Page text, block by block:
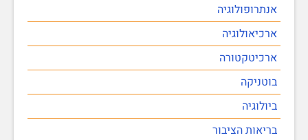
אנתרופולוגיה
ארכיאולוגיה
ארכיטקטורה
בוטניקה
ביולוגיה
בריאות הציבור